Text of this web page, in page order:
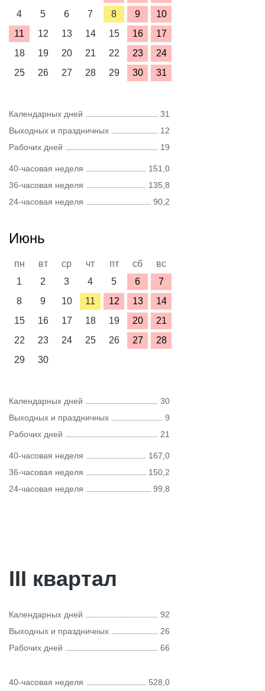
4
5 6 7 8 9
10
11
12 13 14 15 16
17
18
19 20 21 22 23
24
25
26 27 28 29 30 31
Календарных дней
31
Выходных и праздничных
12
Рабочих дней
19
40-часовая неделя
151,0
36-часовая неделя
135,8
24-часовая неделя
90,2
Июнь
пн вт ср чт пт сб
вс
1
2 3 4 5 6
7
8
9 10 11 12 13
14
15
16 17 18 19 20
21
22
23 24 25 26 27
28
29
30
Календарных дней
30
Выходных и праздничных
9
Рабочих дней
21
40-часовая неделя
167,0
36-часовая неделя
150,2
24-часовая неделя
99,8
III квартал
Календарных дней
92
Выходных и праздничных
26
Рабочих дней
66
40-часовая неделя 528,0